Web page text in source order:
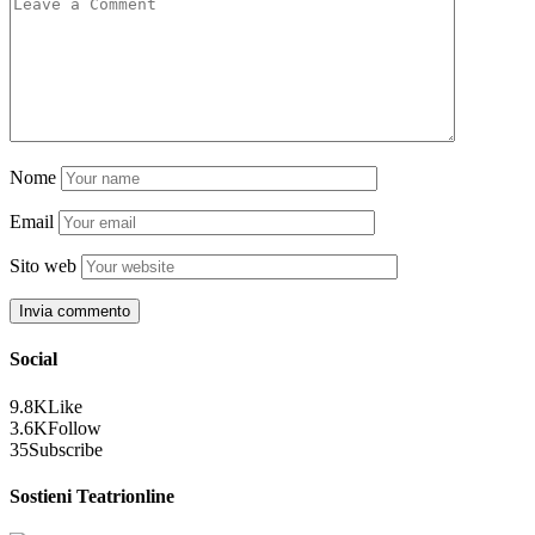
Nome
Email
Sito web
Social
9.8KLike
3.6KFollow
35Subscribe
Sostieni Teatrionline